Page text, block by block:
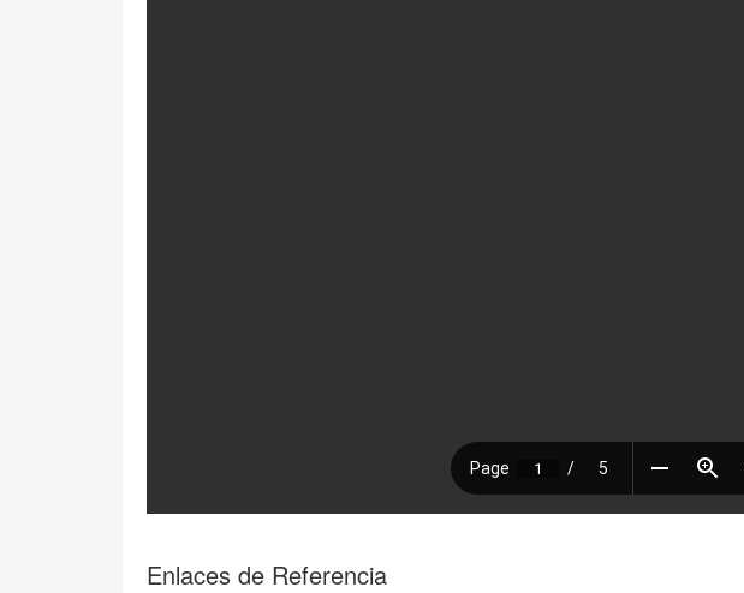
Enlaces de Referencia